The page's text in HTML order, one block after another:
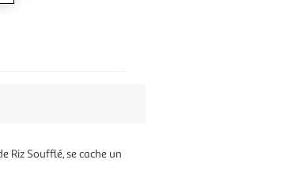
Riz Soufflé, se cache un